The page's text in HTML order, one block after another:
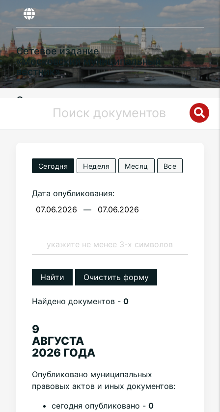
Сетевое издание
«Московский муниципальный
вестник»
Органы местного самоуправления
муниципального округаОстанкинский
в городе Москве
Сегодня Неделя Месяц Все
Дата опубликования:
—
Найти Очистить форму
Найдено документов - 0
9
АВГУСТА
2026 ГОДА
Опубликовано муниципальных
правовых актов и иных документов:
cегодня опубликовано - 0